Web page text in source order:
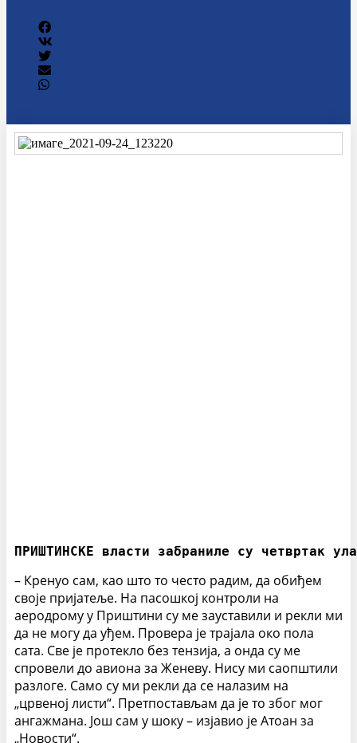
ПРИШТИНСКЕ власти забраниле су четвртак
– Кренуо сам, као што то често радим, да обиђем
своје пријатеље. На пасошкој контроли на
аеродрому у Приштини су ме зауставили и рекли ми
да не могу да уђем. Провера је трајала око пола
сата. Све је протекло без тензија, а онда су ме
спровели до авиона за Женеву. Нису ми саопштили
разлоге. Само су ми рекли да се налазим на
„црвеној листи“. Претпостављам да је то због мог
ангажмана. Још сам у шоку – изјавио је Атоан за
„Новости“.